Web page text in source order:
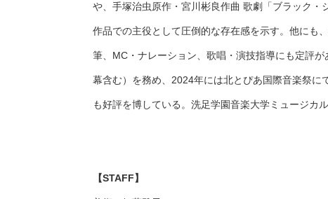
や、手塚治虫原作・宮川彬良作曲 歌劇「ブラック
作品での主役として圧倒的な存在感を示す。他にも
筆、MC・ナレーション、歌唱・演技指導にも定評
幕含む）を務め、2024年には北とぴあ国際音楽祭
も好評を博している。洗足学園音楽大学ミュージカ
【STAFF】